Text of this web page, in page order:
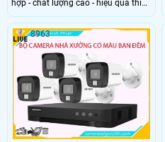
hợp - chất lượng cao - hiệu quả thì
An Thành Phát xin được đề xuất Bộ
Camera Ngoài Trời Ban Đêm Có
Màu Giá Rẻ DS-2CE16D0T-EXLPF
đến từ hãng Hikvision với ghi hình
chất lượng Full HD 1080P sắc nét,
trang bị công nghệ giám sát ban
đêm linh hoạt có màu hay hồng
ngoại nhờ tích hợp đèn ánh sáng
trắng tầm xa 20m
8963